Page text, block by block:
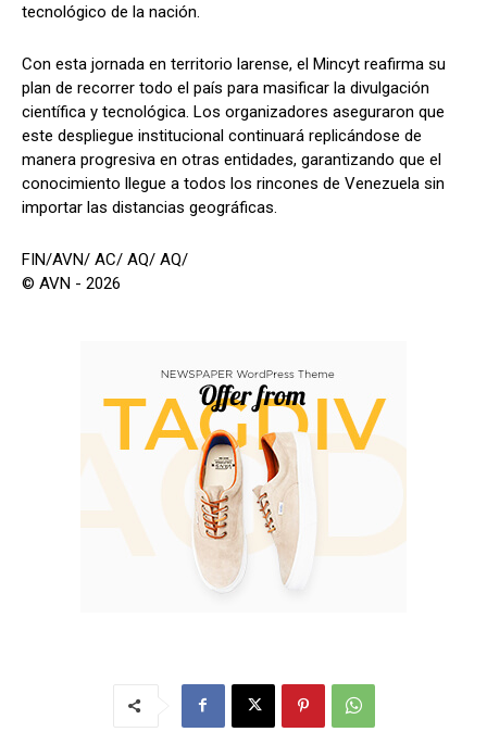
tecnológico de la nación.
Con esta jornada en territorio larense, el Mincyt reafirma su
plan de recorrer todo el país para masificar la divulgación
científica y tecnológica. Los organizadores aseguraron que
este despliegue institucional continuará replicándose de
manera progresiva en otras entidades, garantizando que el
conocimiento llegue a todos los rincones de Venezuela sin
importar las distancias geográficas.
FIN/AVN/ AC/ AQ/ AQ/
© AVN - 2026